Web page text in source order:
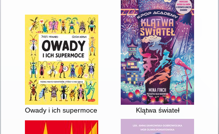
Owady i ich supermoce : poznaj małych bohaterów, którzy o
Klątwa świateł